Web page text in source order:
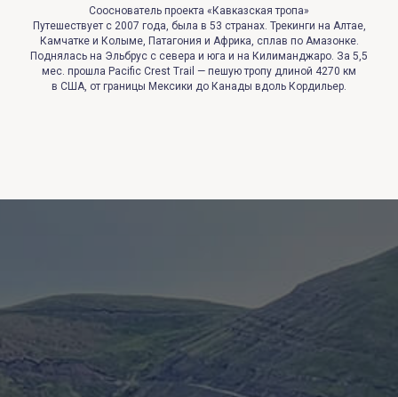
Сооснователь проекта «Кавказская тропа»
Путешествует с 2007 года, была в 53 странах. Трекинги на Алтае,
Камчатке и Колыме, Патагония и Африка, сплав по Амазонке.
Поднялась на Эльбрус с севера и юга и на Килиманджаро. За 5,5
мес. прошла Pacific Crest Trail — пешую тропу длиной 4270 км
в США, от границы Мексики до Канады вдоль Кордильер.